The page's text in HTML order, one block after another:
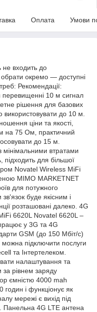
Оплата Умови
входить до
обрати окремо — доступні
Рекомендації:
10 м сигнал
рішення для базових
використовувати до 10 м.
ціни та якості,
на 75 Ом, практичний
до 15 м.
мінімальними втратами
підходить для більшої
Novatel Wireless MiFi
MIMO MARKETNET
для потужного
зв'язок буде якісним і
розташовані далеко. 4G
6620L Novatel 6620L –
у 3G та 4G
GSM (до 150 Мбіт/с)
підключити послуги
та Інтертелеком.
налаштування та
за рівнем заряду
ємністю 4000 mah
і функціонує як
мережі є вихід під
Панельна 4G LTE антена